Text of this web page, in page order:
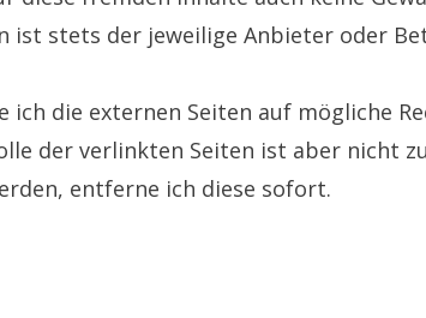
ist stets der jeweilige Anbieter oder
die externen Seiten auf mögliche
der verlinkten Seiten ist aber nicht
entferne ich diese sofort.